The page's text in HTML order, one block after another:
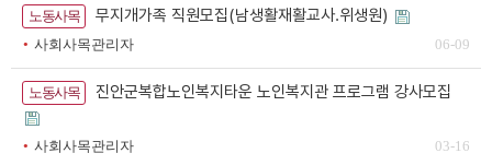
노동사목 무지개가족 직원모집(남생활재활교사.위생원)
사회사목관리자 06-09
노동사목 진안군복합노인복지타운 노인복지관 프로그램 강사모집
사회사목관리자 03-16